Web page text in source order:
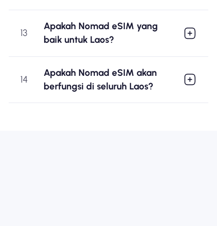
13
Apakah Nomad eSIM yang
baik untuk Laos?
14
Apakah Nomad eSIM akan
berfungsi di seluruh Laos?